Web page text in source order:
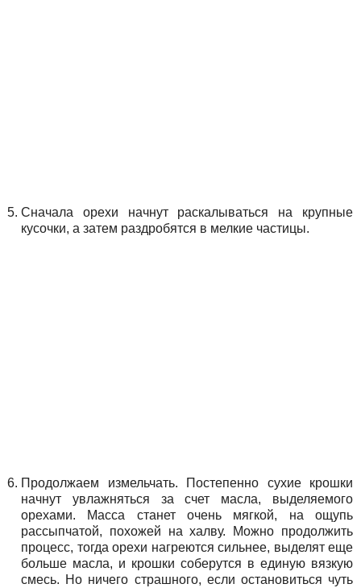
Сначала орехи начнут раскалываться на крупные
кусочки, а затем раздробятся в мелкие частицы.
Продолжаем измельчать. Постепенно сухие крошки
начнут увлажняться за счет масла, выделяемого
орехами. Масса станет очень мягкой, на ощупь
рассыпчатой, похожей на халву. Можно продолжить
процесс, тогда орехи нагреются сильнее, выделят еще
больше масла, и крошки соберутся в единую вязкую
смесь. Но ничего страшного, если остановиться чуть